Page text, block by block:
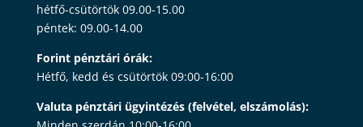
hétfő-csütörtök 09.00-15.00
péntek: 09.00-14.00
Forint pénztári órák:
Hétfő, kedd és csütörtök 09:00-16:00
Valuta pénztári ügyintézés (felvétel, elszámolás):